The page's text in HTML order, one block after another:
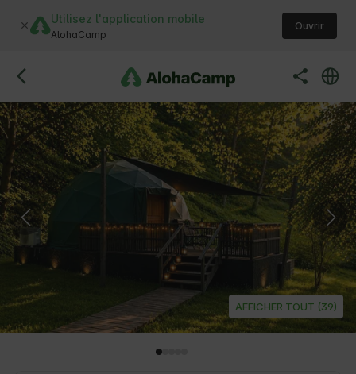
Utilisez l'application mobile
AlohaCamp
Ouvrir
AFFICHER TOUT (39)